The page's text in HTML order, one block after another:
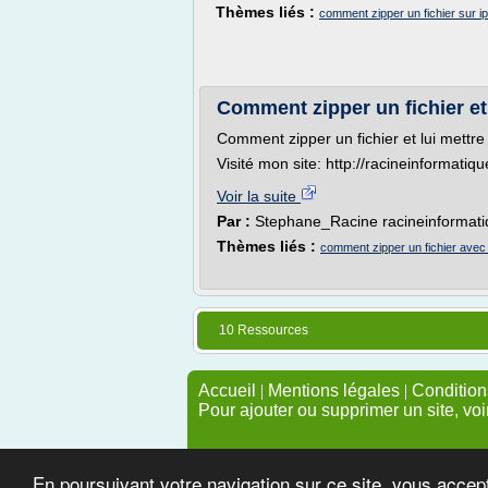
Thèmes liés : comment zipper un fichier sur
Comment zipper un fichier
Comment zipper un fichier et lui
Visité mon site: http://
Voir la suite
Par : Stephane_Racine
Thèmes liés : comment zipper un fichier
10 Ressources
Accueil | Mentions légales |
Pour ajouter ou supprimer un site,